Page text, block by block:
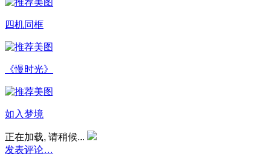
四机同框
《慢时光》
如入梦境
正在加载, 请稍候...
发表评论…